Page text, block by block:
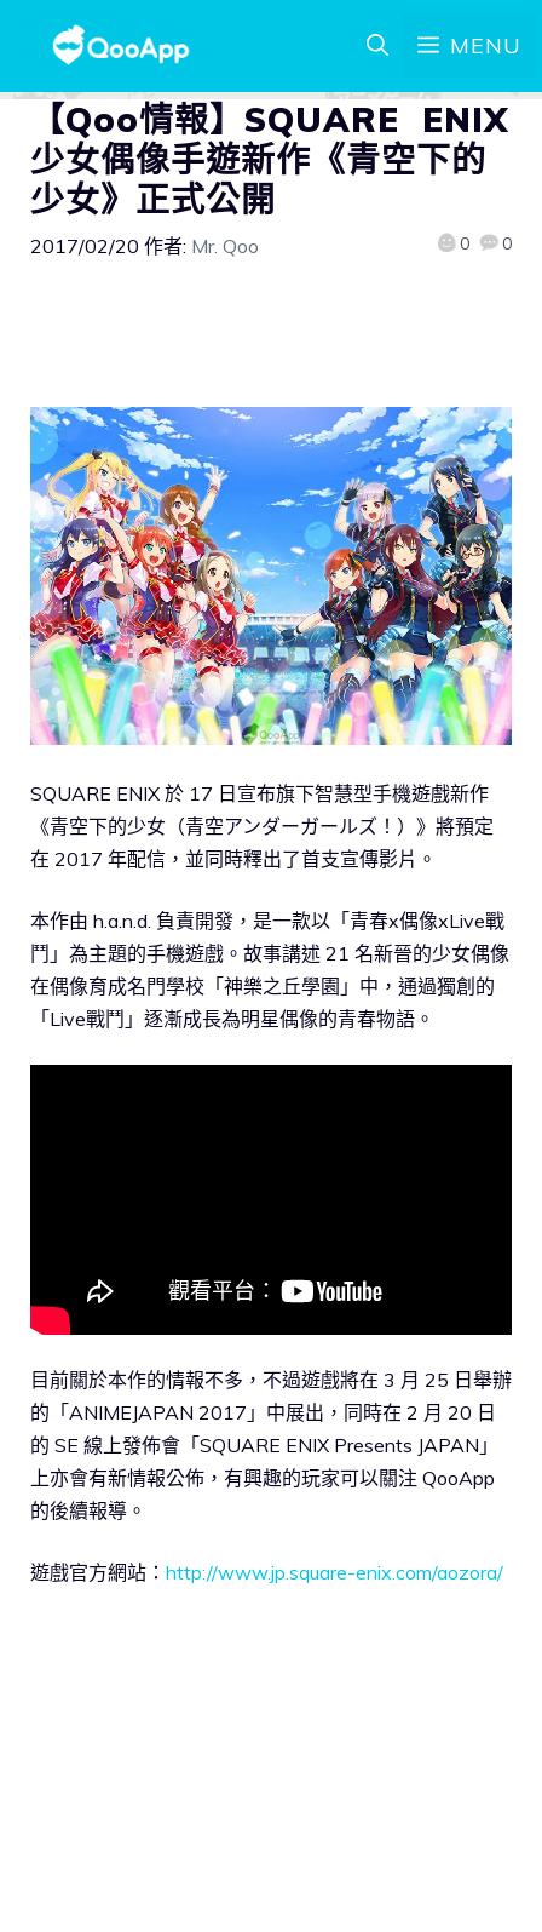
MENU
【Qoo情報】SQUARE ENIX
少女偶像手遊新作《青空下的
少女》正式公開
2017/02/20 作者: Mr. Qoo 0 0
SQUARE ENIX 於 17 日宣布旗下智慧型手機遊戲新作
《青空下的少女（青空アンダーガールズ！）》將預定
在 2017 年配信，並同時釋出了首支宣傳影片。
本作由 h.a.n.d. 負責開發，是一款以「青春x偶像xLive戰
鬥」為主題的手機遊戲。故事講述 21 名新晉的少女偶像
在偶像育成名門學校「神樂之丘學園」中，通過獨創的
「Live戰鬥」逐漸成長為明星偶像的青春物語。
目前關於本作的情報不多，不過遊戲將在 3 月 25 日舉辦
的「ANIMEJAPAN 2017」中展出，同時在 2 月 20 日
的 SE 線上發佈會「SQUARE ENIX Presents JAPAN」
上亦會有新情報公佈，有興趣的玩家可以關注 QooApp
的後續報導。
遊戲官方網站： http://www.jp.square-enix.com/aozora/